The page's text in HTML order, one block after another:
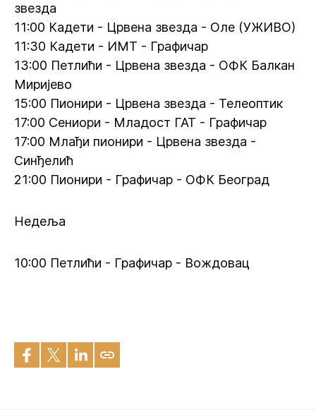
звезда
11:00 Кадети - Црвена звезда - Оле (УЖИВО)
11:30 Кадети - ИМТ - Графичар
13:00 Петлићи - Црвена звезда - ОФК Балкан
Миријево
15:00 Пионири - Црвена звезда - Телеоптик
17:00 Сениори - Младост ГАТ - Графичар
17:00 Млађи пионири - Црвена звезда -
Синђелић
21:00 Пионири - Графичар - ОФК Београд
Недеља
10:00 Петлићи - Графичар - Вождовац